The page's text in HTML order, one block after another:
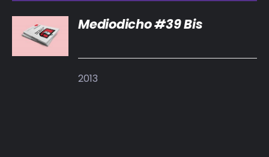
DETALLES
Mediodicho #39 Bis
2013